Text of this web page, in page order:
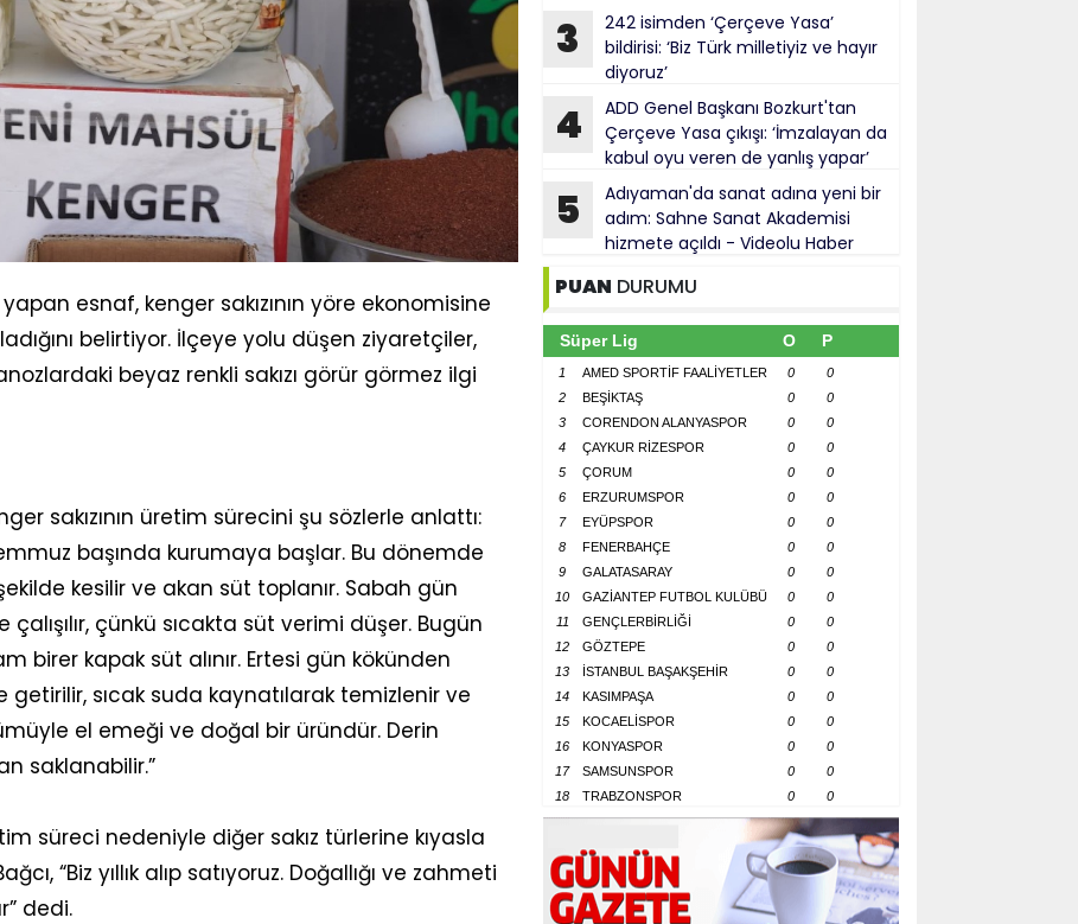
esnaf, kenger sakızının yöre ekonomisine
belirtiyor. İlçeye yolu düşen ziyaretçiler,
beyaz renkli sakızı görür görmez ilgi
sakızının üretim sürecini şu sözlerle anlattı:
başında kurumaya başlar. Bu dönemde
kesilir ve akan süt toplanır. Sabah gün
çünkü sıcakta süt verimi düşer. Bugün
birer kapak süt alınır. Ertesi gün kökünden
getirilir, sıcak suda kaynatılarak temizlenir ve
el emeği ve doğal bir üründür. Derin
saklanabilir.”
süreci nedeniyle diğer sakız türlerine kıyasla
“Biz yıllık alıp satıyoruz. Doğallığı ve zahmeti
dedi.
3
242 isimden ‘Çerçeve Yasa’
bildirisi: ‘Biz Türk milletiyiz ve hayır
diyoruz’
4
ADD Genel Başkanı Bozkurt'tan
Çerçeve Yasa çıkışı: ‘İmzalayan da
kabul oyu veren de yanlış yapar’
5
Adıyaman'da sanat adına yeni bir
adım: Sahne Sanat Akademisi
hizmete açıldı - Videolu Haber
PUAN DURUMU
Süper Lig O P
1 AMED SPORTİF FAALİYETLER 0
0
2
BEŞİKTAŞ 0
0
3
CORENDON ALANYASPOR 0
0
4
ÇAYKUR RİZESPOR 0
0
5
ÇORUM 0
0
6
ERZURUMSPOR 0
0
7
EYÜPSPOR 0
0
8
FENERBAHÇE 0
0
9
GALATASARAY 0
0
10
GAZİANTEP FUTBOL KULÜBÜ 0
0
11
GENÇLERBİRLİĞİ 0
0
12
GÖZTEPE 0
0
13
İSTANBUL BAŞAKŞEHİR 0
0
14
KASIMPAŞA 0
0
15
KOCAELİSPOR 0
0
16
KONYASPOR 0
0
17
SAMSUNSPOR 0
0
18
TRABZONSPOR 0 0